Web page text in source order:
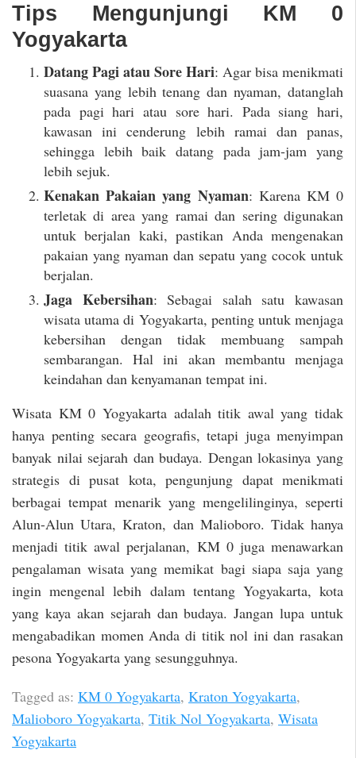
Tips Mengunjungi KM 0
Yogyakarta
Datang Pagi atau Sore Hari: Agar bisa menikmati
suasana yang lebih tenang dan nyaman, datanglah
pada pagi hari atau sore hari. Pada siang hari,
kawasan ini cenderung lebih ramai dan panas,
sehingga lebih baik datang pada jam-jam yang
lebih sejuk.
Kenakan Pakaian yang Nyaman: Karena KM 0
terletak di area yang ramai dan sering digunakan
untuk berjalan kaki, pastikan Anda mengenakan
pakaian yang nyaman dan sepatu yang cocok untuk
berjalan.
Jaga Kebersihan: Sebagai salah satu kawasan
wisata utama di Yogyakarta, penting untuk menjaga
kebersihan dengan tidak membuang sampah
sembarangan. Hal ini akan membantu menjaga
keindahan dan kenyamanan tempat ini.
Wisata KM 0 Yogyakarta adalah titik awal yang tidak
hanya penting secara geografis, tetapi juga menyimpan
banyak nilai sejarah dan budaya. Dengan lokasinya yang
strategis di pusat kota, pengunjung dapat menikmati
berbagai tempat menarik yang mengelilinginya, seperti
Alun-Alun Utara, Kraton, dan Malioboro. Tidak hanya
menjadi titik awal perjalanan, KM 0 juga menawarkan
pengalaman wisata yang memikat bagi siapa saja yang
ingin mengenal lebih dalam tentang Yogyakarta, kota
yang kaya akan sejarah dan budaya. Jangan lupa untuk
mengabadikan momen Anda di titik nol ini dan rasakan
pesona Yogyakarta yang sesungguhnya.
Tagged as: KM 0 Yogyakarta, Kraton Yogyakarta,
Malioboro Yogyakarta, Titik Nol Yogyakarta, Wisata
Yogyakarta